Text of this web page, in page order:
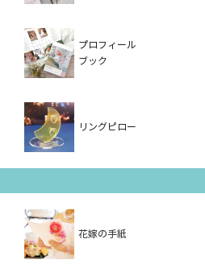
プロフィール
ブック
リングピロー
花嫁の手紙